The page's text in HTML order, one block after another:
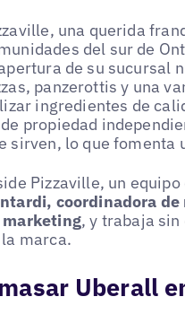
una querida
del sur de
de su sucursal
panzerottis y una
ingredientes de
propiedad
sirven, lo que fomenta
Pizzaville, un
coordinadora
marketing, y trabaja
la marca.
Uberall